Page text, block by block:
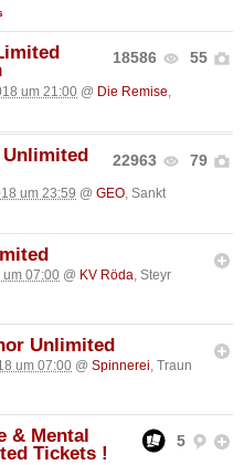
18586 55
um 21:00 @ Die Remise
22963 79
um 23:59 @ GEO, Sankt
um 07:00 @ KV Röda, Steyr
Unlimited
um 07:00 @ Spinnerei, Traun
5
& Mental
Tickets !